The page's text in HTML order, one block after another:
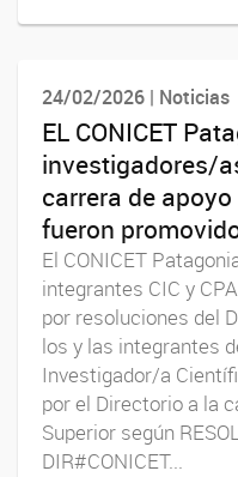
24/02/2026 | Noticias
EL CONICET
investigadores/
carrera de
fueron
El CONICET
integrantes CIC y
por resoluciones del
los y las integrantes
Investigador/a
por el Directorio a la
Superior según
DIR#CONICET...